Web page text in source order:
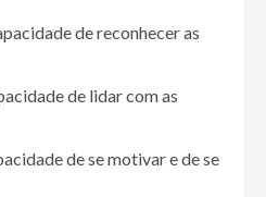
de reconhecer as
de lidar com as
de se motivar e de se